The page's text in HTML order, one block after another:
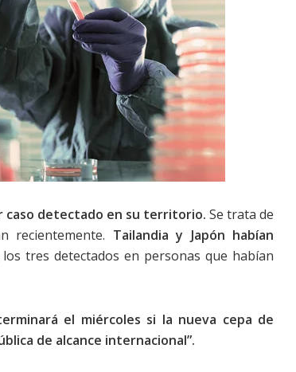
caso detectado en su territorio. Se trata de
recientemente. Tailandia y Japón habían
los tres detectados en personas que habían
el miércoles si la nueva cepa de
de alcance internacional”.